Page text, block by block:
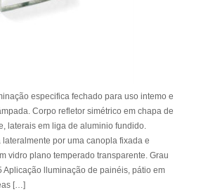
especifica fechado para uso intemo e
Corpo refletor simétrico em chapa de
laterais em liga de aluminio fundido.
lateralmente por uma canopla fixada e
vidro plano temperado transparente. Grau
Aplicação lluminação de painéis, pátio em
[…]